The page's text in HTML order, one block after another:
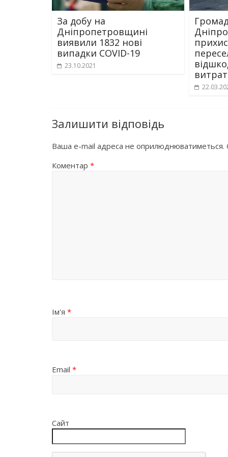
За добу на
Дніпропетровщині
виявили 1832 нові
випадки COVID-19
23.10.2021
Залишити відповідь
Ваша e-mail адреса не оприлюднюватиметься.
Коментар *
Ім'я *
Email *
Сайт